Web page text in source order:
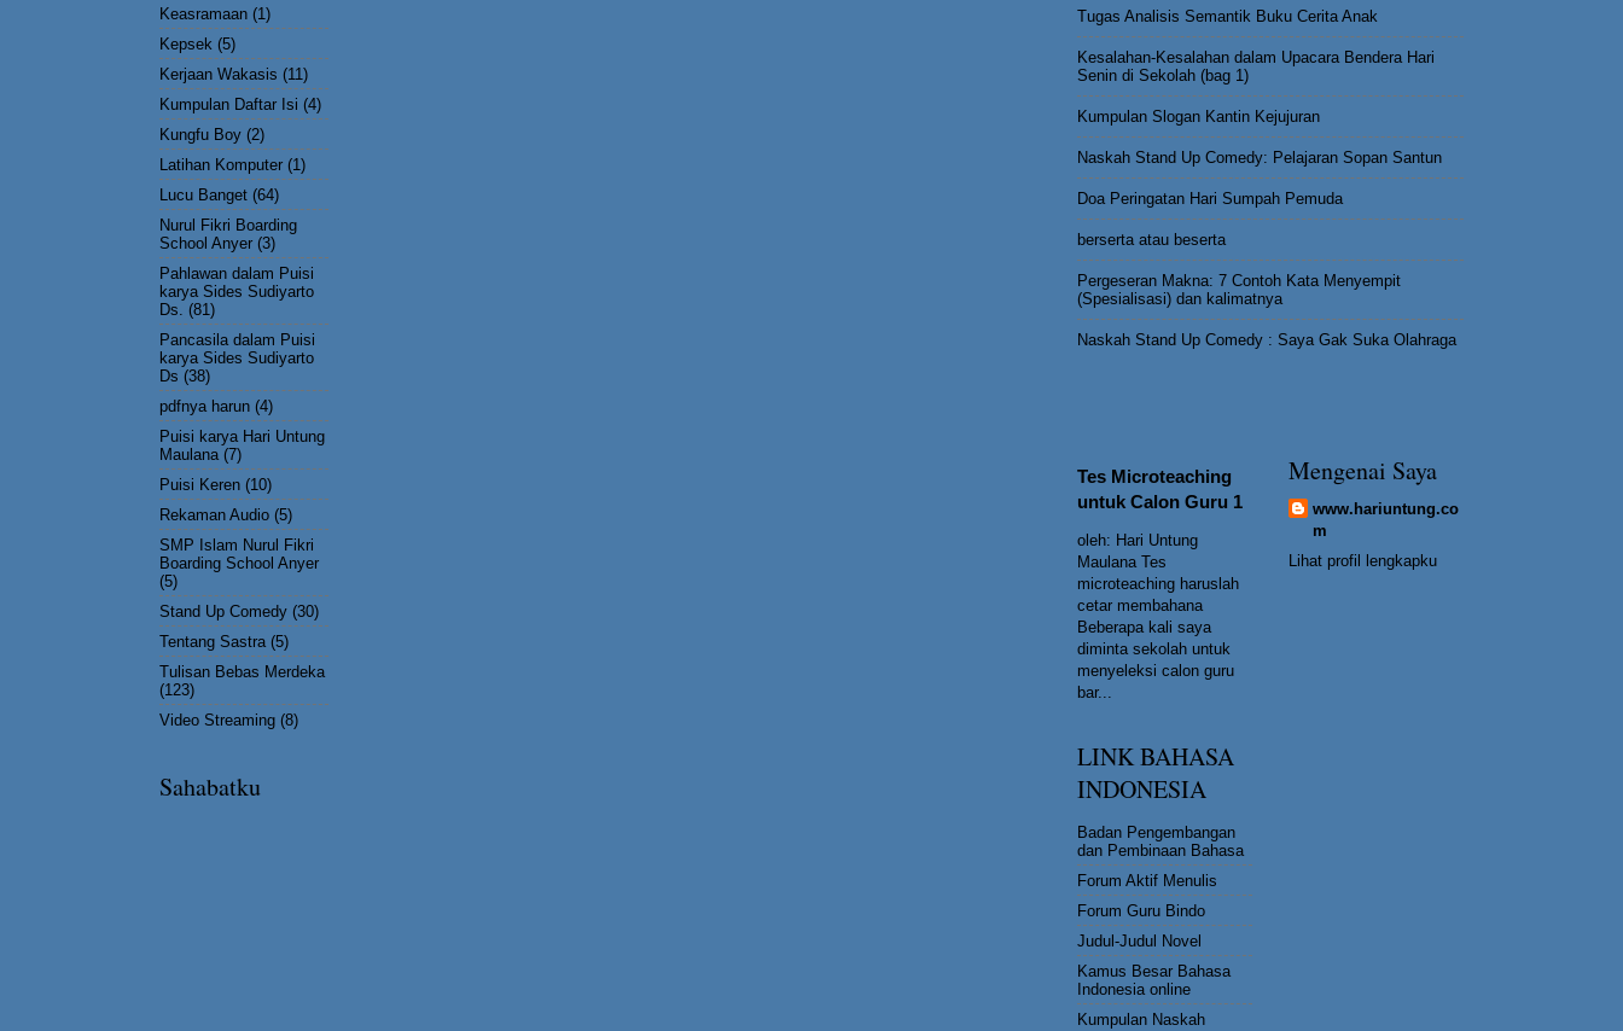
Keasramaan (1)
Kepsek (5)
Kerjaan Wakasis (11)
Kumpulan Daftar Isi (4)
Kungfu Boy (2)
Latihan Komputer (1)
Lucu Banget (64)
Nurul Fikri Boarding
School Anyer (3)
Pahlawan dalam Puisi
karya Sides Sudiyarto
Ds. (81)
Pancasila dalam Puisi
karya Sides Sudiyarto
Ds (38)
pdfnya harun (4)
Puisi karya Hari Untung
Maulana (7)
Puisi Keren (10)
Rekaman Audio (5)
SMP Islam Nurul Fikri
Boarding School Anyer
(5)
Stand Up Comedy (30)
Tentang Sastra (5)
Tulisan Bebas Merdeka
(123)
Video Streaming (8)
Sahabatku
Tugas Analisis Semantik Buku Cerita Anak
Kesalahan-Kesalahan dalam Upacara Bendera Hari
Senin di Sekolah (bag 1)
Kumpulan Slogan Kantin Kejujuran
Naskah Stand Up Comedy: Pelajaran Sopan Santun
Doa Peringatan Hari Sumpah Pemuda
berserta atau beserta
Pergeseran Makna: 7 Contoh Kata Menyempit
(Spesialisasi) dan kalimatnya
Naskah Stand Up Comedy : Saya Gak Suka Olahraga
Tes Microteaching
untuk Calon Guru 1
oleh: Hari Untung
Maulana Tes
microteaching haruslah
cetar membahana
Beberapa kali saya
diminta sekolah untuk
menyeleksi calon guru
bar...
LINK BAHASA
INDONESIA
Badan Pengembangan
dan Pembinaan Bahasa
Forum Aktif Menulis
Forum Guru Bindo
Judul-Judul Novel
Kamus Besar Bahasa
Indonesia online
Kumpulan Naskah
Mengenai Saya
www.hariuntung.co
m
Lihat profil lengkapku